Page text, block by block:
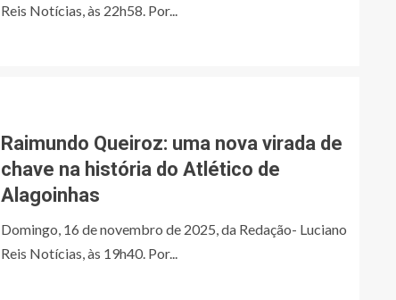
Reis Notícias, às 22h58. Por...
Raimundo Queiroz: uma nova virada de
chave na história do Atlético de
Alagoinhas
Domingo, 16 de novembro de 2025, da Redação- Luciano
Reis Notícias, às 19h40. Por...